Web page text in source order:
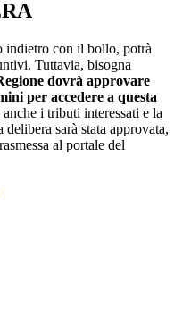
indietro con il bollo, potrà
Tuttavia, bisogna
dovrà approvare
per accedere a questa
i tributi interessati e la
sarà stata approvata,
al portale del